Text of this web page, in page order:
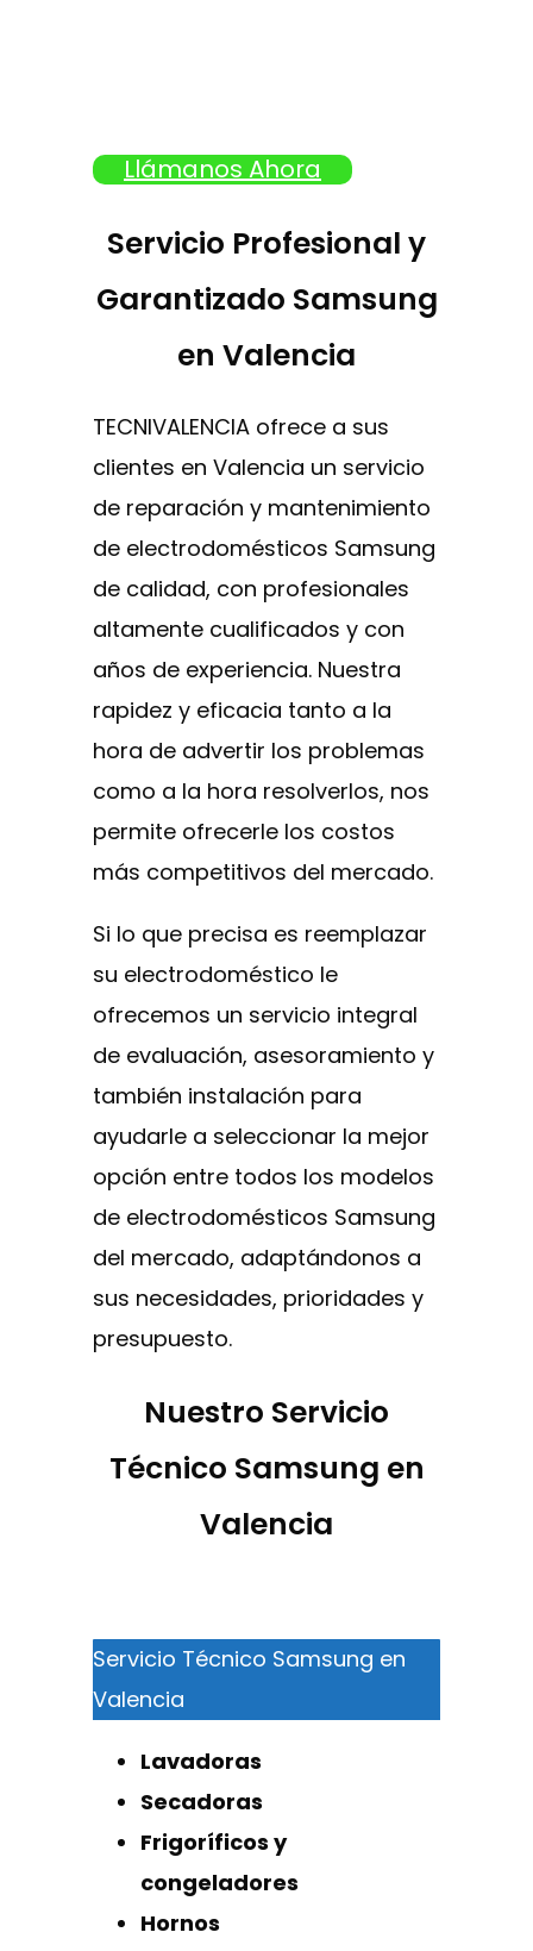
Llámanos Ahora
Servicio Profesional y
Garantizado Samsung
en Valencia
TECNIVALENCIA ofrece a sus
clientes en Valencia un servicio
de reparación y mantenimiento
de electrodomésticos Samsung
de calidad, con profesionales
altamente cualificados y con
años de experiencia. Nuestra
rapidez y eficacia tanto a la
hora de advertir los problemas
como a la hora resolverlos, nos
permite ofrecerle los costos
más competitivos del mercado.
Si lo que precisa es reemplazar
su electrodoméstico le
ofrecemos un servicio integral
de evaluación, asesoramiento y
también instalación para
ayudarle a seleccionar la mejor
opción entre todos los modelos
de electrodomésticos Samsung
del mercado, adaptándonos a
sus necesidades, prioridades y
presupuesto.
Nuestro Servicio
Técnico Samsung en
Valencia
Servicio Técnico Samsung en
Valencia
Lavadoras
Secadoras
Frigoríficos y
congeladores
Hornos